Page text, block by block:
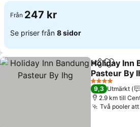
Från 247 kr
Se priser från 8 sidor
Dela Lägg till
Holiday Inn
Pasteur By
4 Stjärnor
9,3 Utmärkt
2.9 km till
Två pooler